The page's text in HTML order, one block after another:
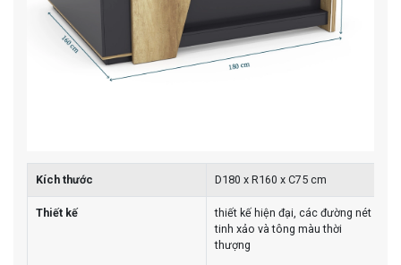
Kích thước D180 x R160 x C75 cm
Thiết kế
thiết kế hiện đại, các đường nét
tinh xảo và tông màu thời
thượng